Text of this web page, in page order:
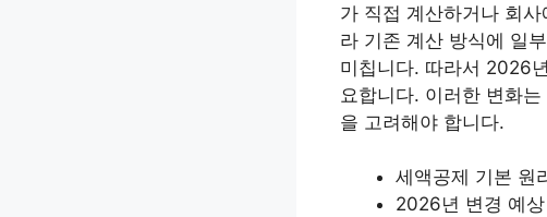
가 직접 계산하거나 회
라 기존 계산 방식에 일
미칩니다. 따라서 2026
요합니다. 이러한 변화
을 고려해야 합니다.
세액공제 기본 원
2026년 변경 예